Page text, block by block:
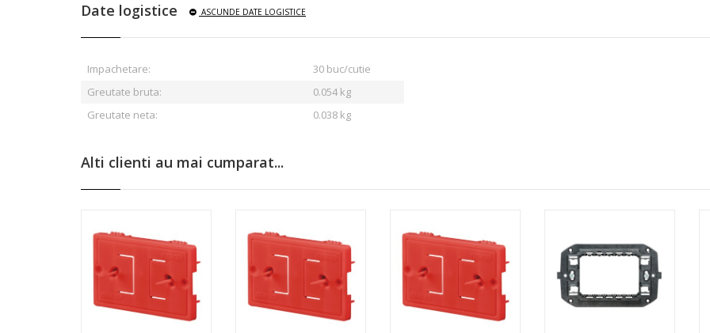
Date logistice ASCUNDE DATE LOGISTICE
Impachetare:
30 buc/cutie
Greutate bruta:
0.054kg
Greutate neta:
0.038 kg
Alti clienti au mai cumparat...